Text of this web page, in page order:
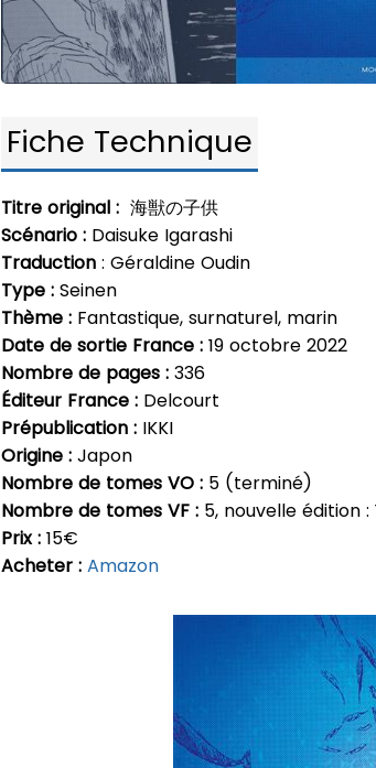
Fiche Technique
Titre original : 海獣の子供
Scénario : Daisuke Igarashi
Traduction : Géraldine Oudin
Type : Seinen
Thème : Fantastique, surnaturel, marin
Date de sortie France : 19 octobre 2022
Nombre de pages : 336
Éditeur France : Delcourt
Prépublication : IKKI
Origine : Japon
Nombre de tomes VO : 5 (terminé)
Nombre de tomes VF : 5, nouvelle édition :
Prix : 15€
Acheter : Amazon